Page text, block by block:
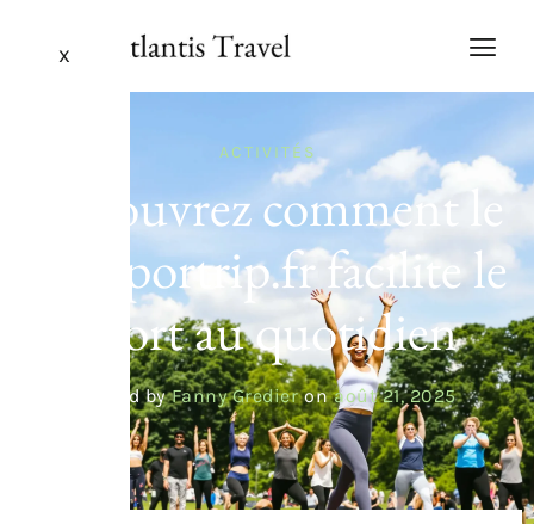
X
ACTIVITÉS
Découvrez comment le
site sportrip.fr facilite le
sport au quotidien
Posted by Fanny Gredier on août 21, 2025